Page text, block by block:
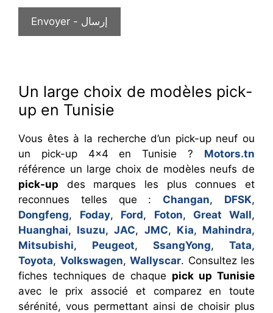
Un large choix de modèles pick-
up en Tunisie
Vous êtes à la recherche d’un pick-up neuf ou
un pick-up 4×4 en Tunisie ? Motors.tn
référence un large choix de modèles neufs de
pick-up des marques les plus connues et
reconnues telles que : Changan, DFSK,
Dongfeng, Foday, Ford, Foton, Great Wall,
Huanghai, Isuzu,JAC, JMC, Kia, Mahindra,
Mitsubishi, Peugeot, SsangYong, Tata,
Toyota, Volkswagen, Wallyscar. Consultez les
fiches techniques de chaque pick up Tunisie
avec le prix associé et comparez en toute
sérénité, vous permettant ainsi de choisir plus